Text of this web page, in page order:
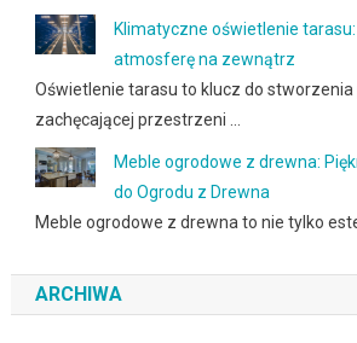
Klimatyczne oświetlenie
atmosferę na zewnątrz
Oświetlenie tarasu to klucz do stworzenia
zachęcającej przestrzeni …
Meble ogrodowe z drewna:
do Ogrodu z Drewna
Meble ogrodowe z drewna to nie tylko
ARCHIWA